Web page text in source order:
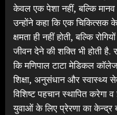
केवल एक पेशा नहीं, बल्कि मानव
उन्होंने कहा कि एक चिकित्सक
क्षमता ही नहीं होती, बल्कि
जीवन देने की शक्ति भी होती है.
कि मणिपाल टाटा मेडिकल
शिक्षा, अनुसंधान और स्वास्थ्य
विशिष्ट पहचान स्थापित
युवाओं के लिए प्रेरणा का केन्द्र